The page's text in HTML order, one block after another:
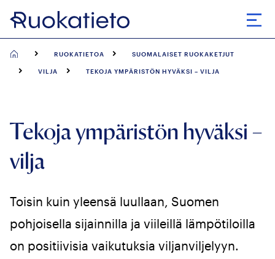
Siirry
suoraan
RUOKATIETOA SUOMALAISET RUOKAKETJUT
VILJA TEKOJA YMPÄRISTÖN HYVÄKSI – VILJA
Tekoja ympäristön hyväksi –
vilja
Toisin kuin yleensä luullaan, Suomen
pohjoisella sijainnilla ja viileillä lämpötiloilla
on positiivisia vaikutuksia viljanviljelyyn.